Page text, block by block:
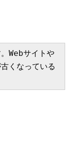
Webサイトや
くなっている